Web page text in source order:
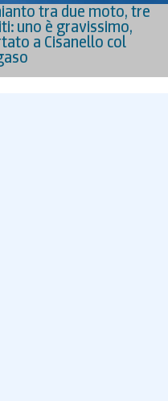
tra due moto, tre
uno è gravissimo,
a Cisanello col